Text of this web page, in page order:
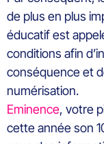
de plus en plus
éducatif est
conditions afin
conséquence et
numérisation.
Eminence, votre
cette année son